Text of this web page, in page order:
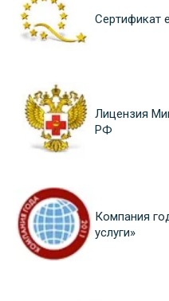
Сертификат
Лицензия
РФ
Компания
услуги»